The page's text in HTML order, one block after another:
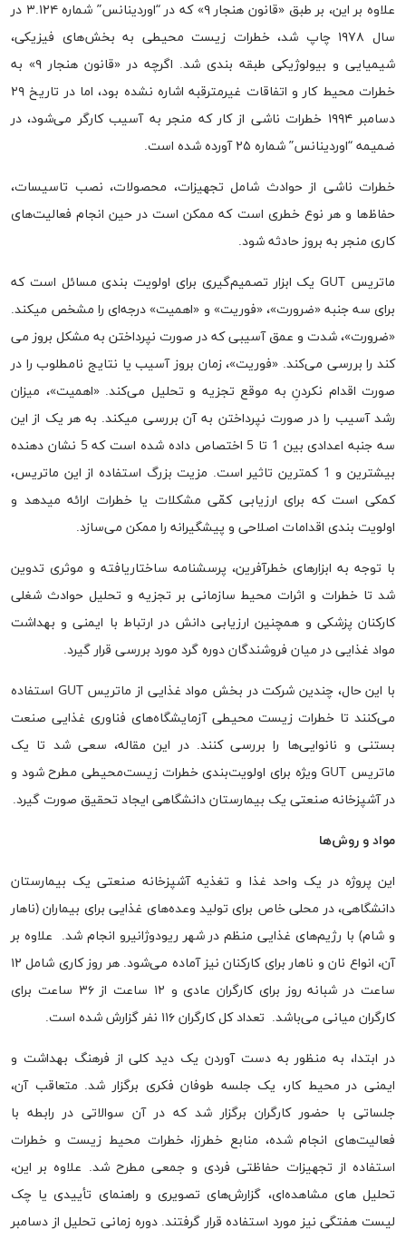
علاوه بر این، بر طبق «قانون هنجار ۹» که در “اوردینانس” شماره ۳.۱۲۴ در
سال ۱۹۷۸ چاپ شد، خطرات زیست محیطی به بخش‌های فیزیکی،
شیمیایی و بیولوژیکی طبقه بندی شد. اگرچه در «قانون هنجار ۹» به
خطرات محیط کار و اتفاقات غیرمترقبه اشاره نشده بود، اما در تاریخ ۲۹
دسامبر ۱۹۹۴ خطرات ناشی از کار که منجر به آسیب کارگر می‌شود، در
ضمیمه “اوردینانس” شماره ۲۵ آورده شده است.
خطرات ناشی از حوادث شامل تجهیزات، محصولات، نصب تاسیسات،
حفاظ‌ها و هر نوع خطری است که ممکن است در حین انجام فعالیت‌های
کاری منجر به بروز حادثه شود.
ماتریس GUT یک ابزار تصمیم‌گیری برای اولویت بندی مسائل است که
برای سه جنبه «ضرورت»، «فوریت» و «اهمیت» درجه‌ای را مشخص میکند.
«ضرورت»، شدت و عمق آسیبی که در صورت نپرداختن به مشکل بروز می
کند را بررسی می‌کند. «فوریت»، زمان بروز آسیب یا نتایج نامطلوب را در
صورت اقدام نکردنِ به موقع تجزیه و تحلیل می‌کند. «اهمیت»، میزان
رشد آسیب را در صورت نپرداختن به آن بررسی میکند. به هر یک از این
سه جنبه اعدادی بین 1 تا 5 اختصاص داده شده است که 5 نشان دهنده
بیشترین و 1 کمترین تاثیر است. مزیت بزرگ استفاده از این ماتریس،
کمکی است که برای ارزیابی کمّی مشکلات یا خطرات ارائه میدهد و
اولویت بندی اقدامات اصلاحی و پیشگیرانه را ممکن می‌سازد.
با توجه به ابزارهای خطرآفرین، پرسشنامه ساختاریافته و موثری تدوین
شد تا خطرات و اثرات محیط سازمانی بر تجزیه و تحلیل حوادث شغلی
کارکنان پزشکی و همچنین ارزیابی دانش در ارتباط با ایمنی و بهداشت
مواد غذایی در میان فروشندگان دوره گرد مورد بررسی قرار گیرد.
با این حال، چندین شرکت در بخش مواد غذایی از ماتریس GUT استفاده
می‌کنند تا خطرات زیست محیطی آزمایشگاه‌های فناوری غذایی صنعت
بستنی و نانوایی‌ها را بررسی کنند. در این مقاله، سعی شد تا یک
ماتریس GUT ویژه برای اولویت‌بندی خطرات زیست‌محیطی مطرح‌ شود و
در آشپزخانه صنعتی یک بیمارستان دانشگاهی ایجاد تحقیق صورت گیرد.
مواد و روش‌ها
این پروژه در یک واحد غذا و تغذیه آشپزخانه صنعتی یک بیمارستان
دانشگاهی، در محلی خاص برای تولید وعده‌های غذایی برای بیماران (ناهار
و شام) با رژیم‌های غذایی منظم در شهر ریودوژانیرو انجام شد. علاوه بر
آن، انواع نان و ناهار برای کارکنان نیز آماده می‌شود. هر روز کاری شامل ۱۲
ساعت در شبانه روز برای کارگران عادی و ۱۲ ساعت از ۳۶ ساعت برای
کارگران میانی می‌باشد. تعداد کل کارگران ۱۱۶ نفر گزارش شده است.
در ابتدا، به منظور به دست آوردن یک دید کلی از فرهنگ بهداشت و
ایمنی در محیط کار، یک جلسه طوفان فکری برگزار شد. متعاقب آن،
جلساتی با حضور کارگران برگزار شد که در آن سوالاتی در رابطه با
فعالیت‌های انجام شده، منابع خطرزا، خطرات محیط زیست و خطرات
استفاده از تجهیزات حفاظتی فردی و جمعی مطرح شد. علاوه بر این،
تحلیل های مشاهده‌ای، گزارش‌های تصویری و راهنمای تأییدی یا چک
لیست هفتگی نیز مورد استفاده قرار گرفتند. دوره زمانی تحلیل از دسامبر